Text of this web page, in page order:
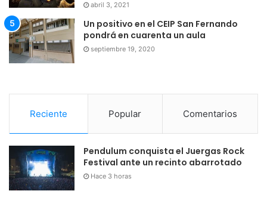
abril 3, 2021
Un positivo en el CEIP San Fernando
pondrá en cuarenta un aula
septiembre 19, 2020
Reciente Popular Comentarios
Pendulum conquista el Juergas Rock
Festival ante un recinto abarrotado
Hace 3 horas